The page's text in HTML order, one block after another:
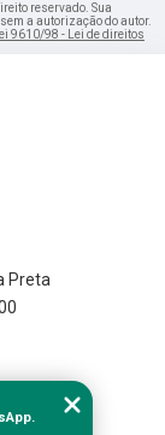
reservado. Sua
a autorização do autor.
9610/98 - Lei de direitos
Preta